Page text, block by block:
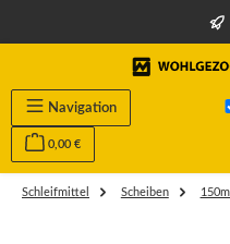
Navigation
0,00 €
Schleifmittel Scheiben